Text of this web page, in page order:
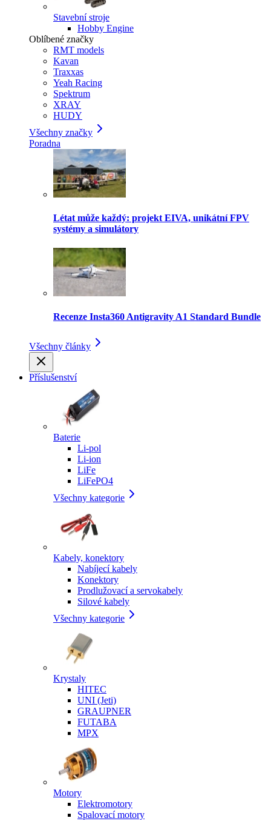
Stavební stroje
Hobby Engine
Oblíbené značky
RMT models
Kavan
Traxxas
Yeah Racing
Spektrum
XRAY
HUDY
Všechny značky
Poradna
Létat může každý: projekt EIVA, unikátní FPV
systémy a simulátory
Recenze Insta360 Antigravity A1 Standard Bundle
Všechny články
Příslušenství
Baterie
Li-pol
Li-ion
LiFe
LiFePO4
Všechny kategorie
Kabely, konektory
Nabíjecí kabely
Konektory
Prodlužovací a servokabely
Silové kabely
Všechny kategorie
Krystaly
HITEC
UNI (Jeti)
GRAUPNER
FUTABA
MPX
Motory
Elektromotory
Spalovací motory